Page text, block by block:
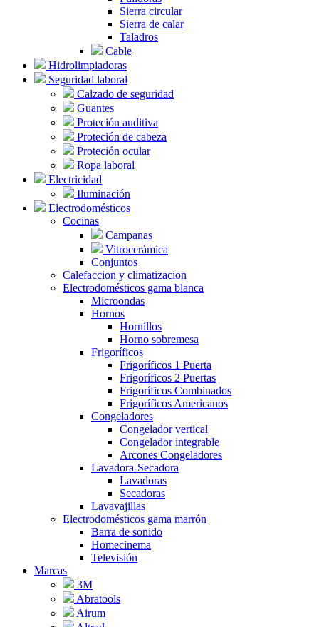
Sierra circular
Sierra de calar
Taladros
Cable
Hidrolimpiadoras
Seguridad laboral
Calzado de seguridad
Guantes
Proteción auditiva
Proteción de cabeza
Proteción ocular
Ropa laboral
Electricidad
Iluminación
Electrodomésticos
Cocinas
Campanas
Vitrocerámica
Conjuntos
Calefaccion y climatizacion
Electrodomésticos gama blanca
Microondas
Hornos
Hornillos
Horno sobremesa
Frigoríficos
Frigoríficos 1 Puerta
Frigoríficos 2 Puertas
Frigoríficos Combinados
Frigoríficos Americanos
Congeladores
Congelador vertical
Congelador integrable
Arcones Congeladores
Lavadora-Secadora
Lavadoras
Secadoras
Lavavajillas
Electrodomésticos gama marrón
Barra de sonido
Homecinema
Televisión
Marcas
3M
Abratools
Airum